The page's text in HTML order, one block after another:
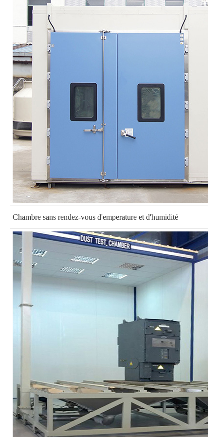
Chambre sans rendez-vous d'emperature et d'humidité